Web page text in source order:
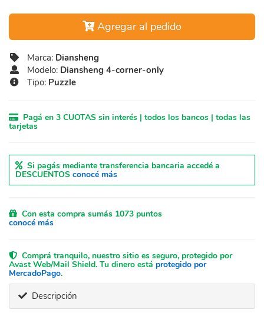
Agregar al pedido
Marca: Diansheng
Modelo: Diansheng 4-corner-only
Tipo: Puzzle
Pagá en 3 CUOTAS sin interés | todos los bancos | todas las
tarjetas
Si pagás mediante transferencia bancaria accedé a
DESCUENTOS conocé más
Con esta compra sumás 1073 puntos
conocé más
Comprá tranquilo, nuestro sitio es seguro, protegido por
Avast Web/Mail Shield. Tu dinero está protegido por
MercadoPago.
Descripción